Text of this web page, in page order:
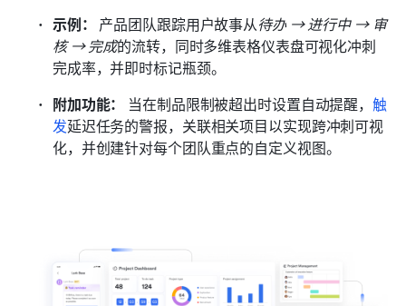
示例： 产品团队跟踪用户故事从待办 → 进行中 → 审
核 → 完成的流转，同时多维表格仪表盘可视化冲刺
完成率，并即时标记瓶颈。
附加功能：
当在制品限制被超出时设置自动提醒，触
发延迟任务的警报，关联相关项目以实现跨冲刺可视
化，并创建针对每个团队重点的自定义视图。